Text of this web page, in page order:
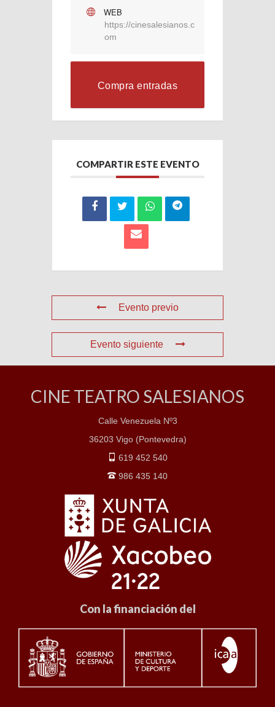
WEB
https://cinesalesianos.c
om
Compra entradas
COMPARTIR ESTE EVENTO
Evento previo
Evento siguiente
CINE TEATRO SALESIANOS
Calle Venezuela Nº3
36203 Vigo (Pontevedra)
619 452 540
986 435 140
Con la financiación del